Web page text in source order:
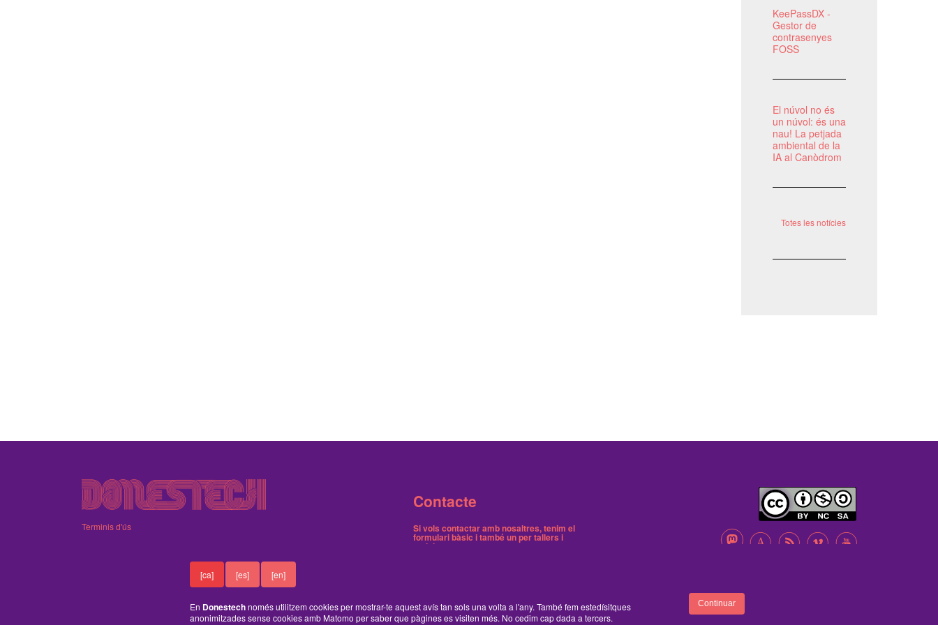
[ca] [es] [en]
En Donestechnomés utilitzem cookies per mostrar-te aquest avís tan sols una volta a l'any. També fem estedísitques
anonimitzades sense cookies amb Matomo per saber que pàgines es visiten més. No cedim cap dada a tercers.
Continuar
KeePassDX -
Gestor de
contrasenyes
FOSS
El núvol no és
un núvol: és una
nau! La petjada
ambiental de la
IA al Canòdrom
Totes les notícies
Terminis d'ús
Contacte
Si vols contactar amb nosaltres, tenim el
formulari bàsic i tambéun per tallers i
activitats
Tenim dos butlletins, un trimestral de notícies i
un on avisem dels tallers gratuïts.Ací pots
A B C D